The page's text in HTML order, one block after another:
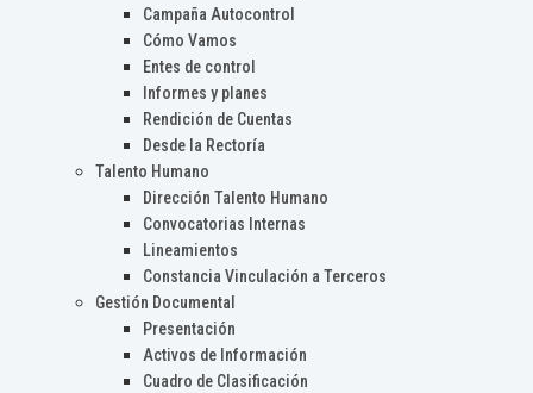
Campaña Autocontrol
Cómo Vamos
Entes de control
Informes y planes
Rendición de Cuentas
Desde la Rectoría
Talento Humano
Dirección Talento Humano
Convocatorias Internas
Lineamientos
Constancia Vinculación a Terceros
Gestión Documental
Presentación
Activos de Información
Cuadro de Clasificación